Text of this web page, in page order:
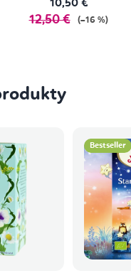
10,50 €
12,50 € (–16 %)
Bestseller